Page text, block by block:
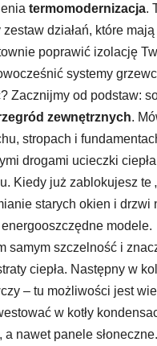
termomodernizacja.
działań, które mają
poprawić izolację
systemy
Zacznijmy od podstaw:
zewnętrznych.
stropach i
drogami ucieczki
Kiedy już zablokujesz te
starych okien i drzwi
modele.
samym szczelność i
ciepła. Następny w
– tu możliwości jest
w kotły
a nawet panele